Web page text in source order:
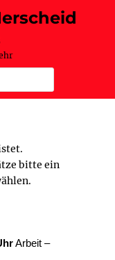
bitte ein
Arbeit –